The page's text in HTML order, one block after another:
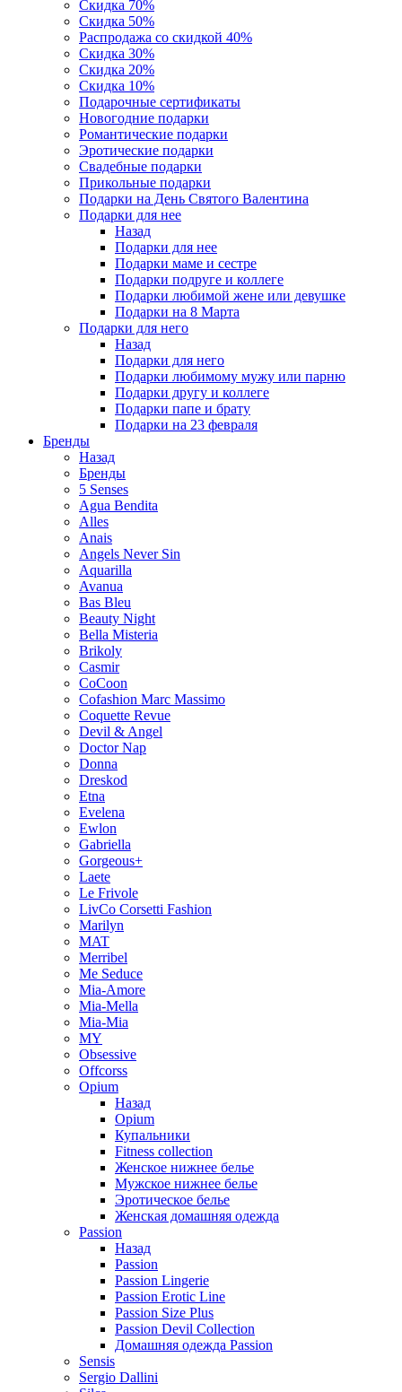
Скидка 70%
Скидка 50%
Распродажа со скидкой 40%
Скидка 30%
Скидка 20%
Скидка 10%
Подарочные сертификаты
Новогодние подарки
Романтические подарки
Эротические подарки
Свадебные подарки
Прикольные подарки
Подарки на День Святого Валентина
Подарки для нее
Назад
Подарки для нее
Подарки маме и сестре
Подарки подруге и коллеге
Подарки любимой жене или девушке
Подарки на 8 Марта
Подарки для него
Назад
Подарки для него
Подарки любимому мужу или парню
Подарки другу и коллеге
Подарки папе и брату
Подарки на 23 февраля
Бренды
Назад
Бренды
5 Senses
Agua Bendita
Alles
Anais
Angels Never Sin
Aquarilla
Avanua
Bas Bleu
Beauty Night
Bella Misteria
Brikoly
Casmir
CoCoon
Cofashion Marc Massimo
Coquette Revue
Devil & Angel
Doctor Nap
Donna
Dreskod
Etna
Evelena
Ewlon
Gabriella
Gorgeous+
Laete
Le Frivole
LivCo Corsetti Fashion
Marilyn
MAT
Merribel
Me Seduce
Mia-Amore
Mia-Mella
Mia-Mia
MY
Obsessive
Offcorss
Opium
Назад
Opium
Купальники
Fitness collection
Женское нижнее белье
Мужское нижнее белье
Эротическое белье
Женская домашняя одежда
Passion
Назад
Passion
Passion Lingerie
Passion Erotic Line
Passion Size Plus
Passion Devil Collection
Домашняя одежда Passion
Sensis
Sergio Dallini